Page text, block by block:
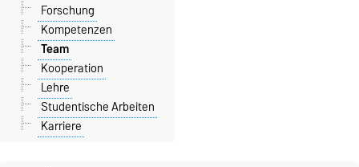
Forschung
Kompetenzen
Team
Kooperation
Lehre
Studentische Arbeiten
Karriere